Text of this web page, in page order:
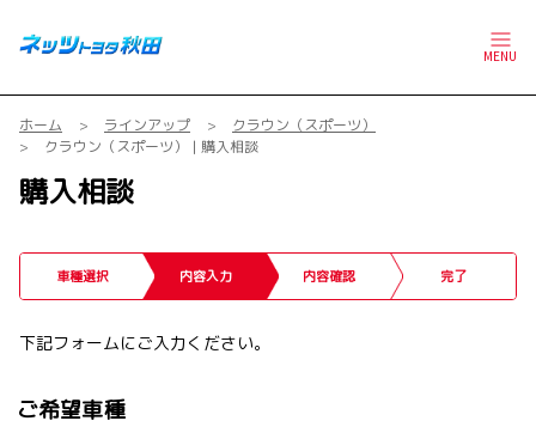
MENU
ホーム ラインアップ
クラウン（スポーツ）
クラウン（スポーツ） | 購入相談
購入相談
車種選択 内容入力 内容確認 完了
下記フォームにご入力ください。
ご希望車種